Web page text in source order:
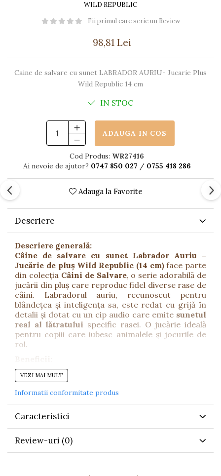
WILD REPUBLIC
Fii primul care scrie un Review
98,81 Lei
Caine de salvare cu sunet LABRADOR AURIU- Jucarie Plus
Wild Republic 14 cm
IN STOC
ADAUGA IN COS
Cod Produs: WR27416
Ai nevoie de ajutor? 0747 850 027 / 0755 418 286
Adauga la Favorite
Descriere
Descriere generală:
Câine de salvare cu sunet Labrador Auriu –
Jucărie de pluș Wild Republic (14 cm)face parte
din colecția Câini de Salvare, o serie adorabilă de
jucării din pluș care reproduc fidel diverse rase de
câini. Labradorul auriu, recunoscut pentru
blândețea și inteligența sa, este redat cu grijă în
detalii și dotat cu un cip audio care emite sunetul
real al lătratului specific rasei. O jucărie ideală
pentru copiii care iubesc animalele și jocurile de
rol.
Beneficii:
Încurajează empatia și grija față de animale.
Stimulează imaginația și jocul simbolic.
Ajută la dezvoltarea simțurilor prin texturi și
sunete realiste.
Perfectă pentru joacă, colecționare sau cadou.
Caracteristici:
VEZI MAI MULT
Informatii conformitate produs
Caracteristici
Review-uri (0)